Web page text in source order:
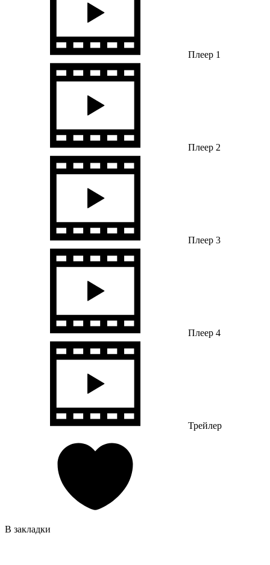
Плеер 1
Плеер 2
Плеер 3
Плеер 4
Трейлер
В закладки